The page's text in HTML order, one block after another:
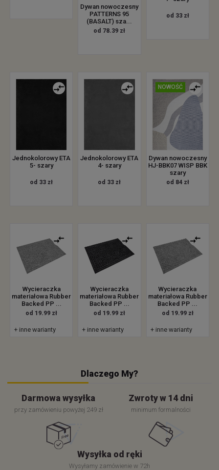
Dywan nowoczesny
PATTERNS 95
(BASALT) sza...
od 78.39 zł
od 33 zł
Jednokolorowy ETA
5- szary
od 33 zł
Jednokolorowy ETA
4- szary
od 33 zł
NOWOŚĆ
Dywan nowoczesny
HJ-BBK07 WISP BBK
szary
od 84 zł
Wycieraczka
materiałowa Rubber
Backed PP ...
od 19.99 zł
+ inne warianty
Wycieraczka
materiałowa Rubber
Backed PP ...
od 19.99 zł
+ inne warianty
Wycieraczka
materiałowa Rubber
Backed PP ...
od 19.99 zł
+ inne warianty
Dlaczego My?
Darmowa wysyłka
przy zamówieniu powyżej 249 zł
Zwroty w 14 dni
minimum formalności
Wysyłka od ręki
Wysyłamy zamówienie w 72h